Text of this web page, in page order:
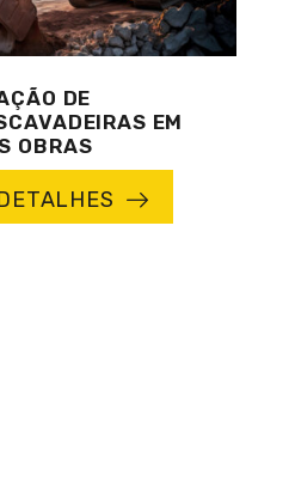
DE
EM
OBRAS